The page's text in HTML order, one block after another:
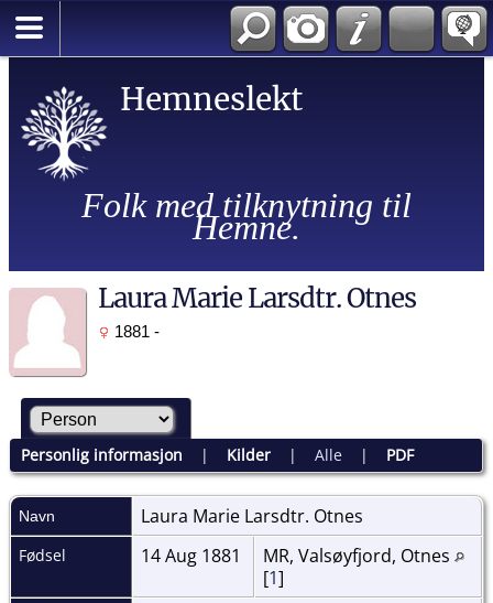
Hemneslekt
Folk med tilknytning til
Hemne.
Laura Marie Larsdtr. Otnes
1881 -
Personlig informasjon | Kilder| Alle| PDF
Navn Laura Marie Larsdtr. Otnes
Fødsel 14 Aug 1881
MR, Valsøyfjord, Otnes
[1]